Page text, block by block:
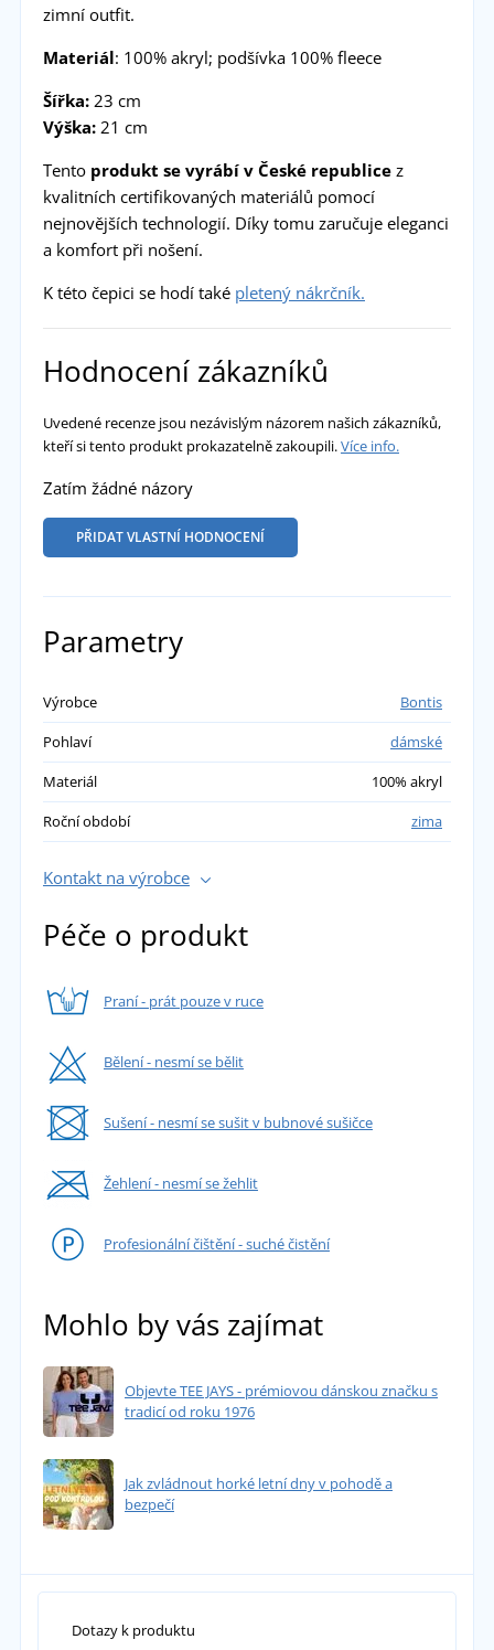
zimní outfit.
Materiál: 100% akryl; podšívka 100% fleece
Šířka:23 cm
Výška:21 cm
Tento produkt se vyrábí v České republicez
kvalitních certifikovaných materiálů pomocí
nejnovějších technologií. Díky tomu zaručuje eleganci
a komfort při nošení.
K této čepici se hodí také pletený nákrčník.
Hodnocení zákazníků
Uvedené recenze jsou nezávislým názorem našich zákazníků,
kteří si tento produkt prokazatelně zakoupili.Více info.
Zatím žádné názory
PŘIDAT VLASTNÍ HODNOCENÍ
Parametry
Výrobce
Bontis
Pohlaví
dámské
Materiál
100% akryl
Roční období
zima
Kontakt na výrobce
Péče o produkt
Praní - prát pouze v ruce
Bělení - nesmí se bělit
Sušení - nesmí se sušit v bubnové sušičce
Žehlení - nesmí se žehlit
Profesionální čištění - suché čistění
Mohlo by vás zajímat
Objevte TEE JAYS - prémiovou dánskou značku s
tradicí od roku 1976
Jak zvládnout horké letní dny v pohodě a
bezpečí
Dotazy k produktu